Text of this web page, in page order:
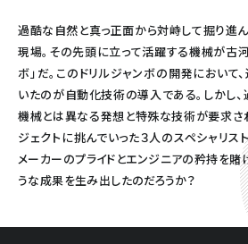
過酷な自然と真っ正面から対峙して掘り進
現場。その先頭に立って活躍する機械が古
ボ」だ。このドリルジャンボの開発において
いたのが自動化技術の導入である。しかし
機械とは異なる発想と特殊な技術が要求さ
ジェクトに挑んでいった３人のスペシャリス
メーカーのプライドとエンジニアの矜持を賭
うな成果を生み出したのだろうか？